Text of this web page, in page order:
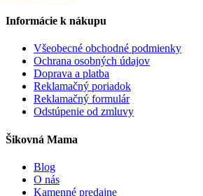
Informácie k nákupu
Všeobecné obchodné podmienky
Ochrana osobných údajov
Doprava a platba
Reklamačný poriadok
Reklamačný formulár
Odstúpenie od zmluvy
Šikovná Mama
Blog
O nás
Kamenné predajne